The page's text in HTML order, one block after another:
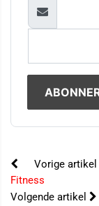
Vorige artikel
Fitness
Volgende artikel